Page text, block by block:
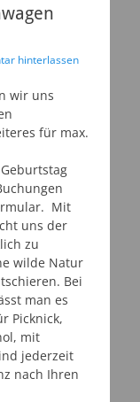
hinterlassen
wir uns
für max.
Mit
uns der
zu
wilde Natur
Bei
man es
Picknick,
mit
jederzeit
nach Ihren